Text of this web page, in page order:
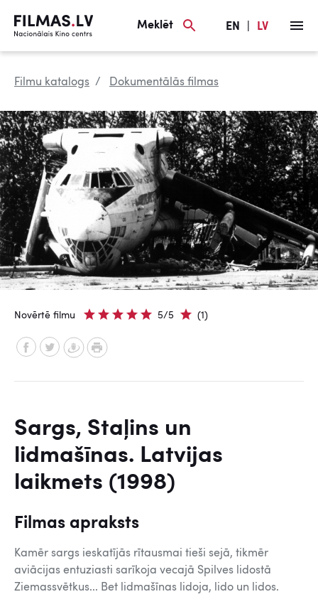
Meklēt EN LV
Filmu katalogs Dokumentālās filmas
Novērtē filmu 5/5 (1)
Sargs, Staļins un
lidmašīnas. Latvijas
laikmets (1998)
Filmas apraksts
Kamēr sargs ieskatījās rītausmai tieši sejā, tikmēr
aviācijas entuziasti sarīkoja vecajā Spilves lidostā
Ziemassvētkus... Bet lidmašīnas lidoja, lido un lidos.